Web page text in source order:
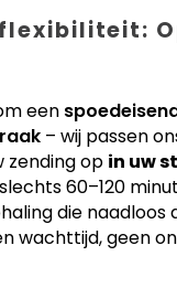
een
– wij passen
zending op in uw
60–120
die naadloos
wachttijd, geen